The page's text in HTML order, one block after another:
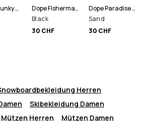
Dope Chunky Mütze
Dope Fisherman Mütze
Black
30 CHF
Dope Paradise Mütze
Sand
30 CHF
Herren
Skibekleidung Damen
Mützen Herren
Mützen Damen